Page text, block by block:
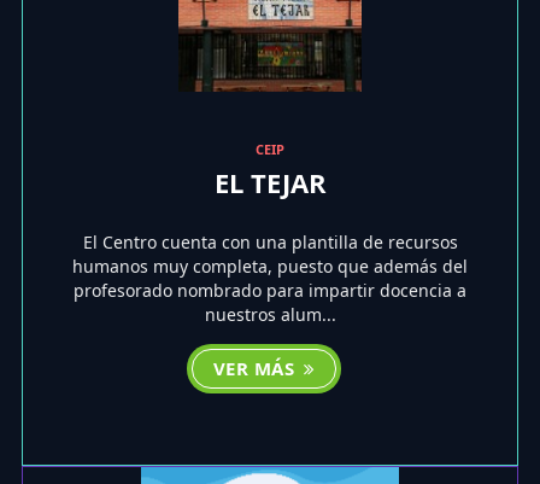
CEIP
EL TEJAR
El Centro cuenta con una plantilla de recursos
humanos muy completa, puesto que además del
profesorado nombrado para impartir docencia a
nuestros alum...
VER MÁS